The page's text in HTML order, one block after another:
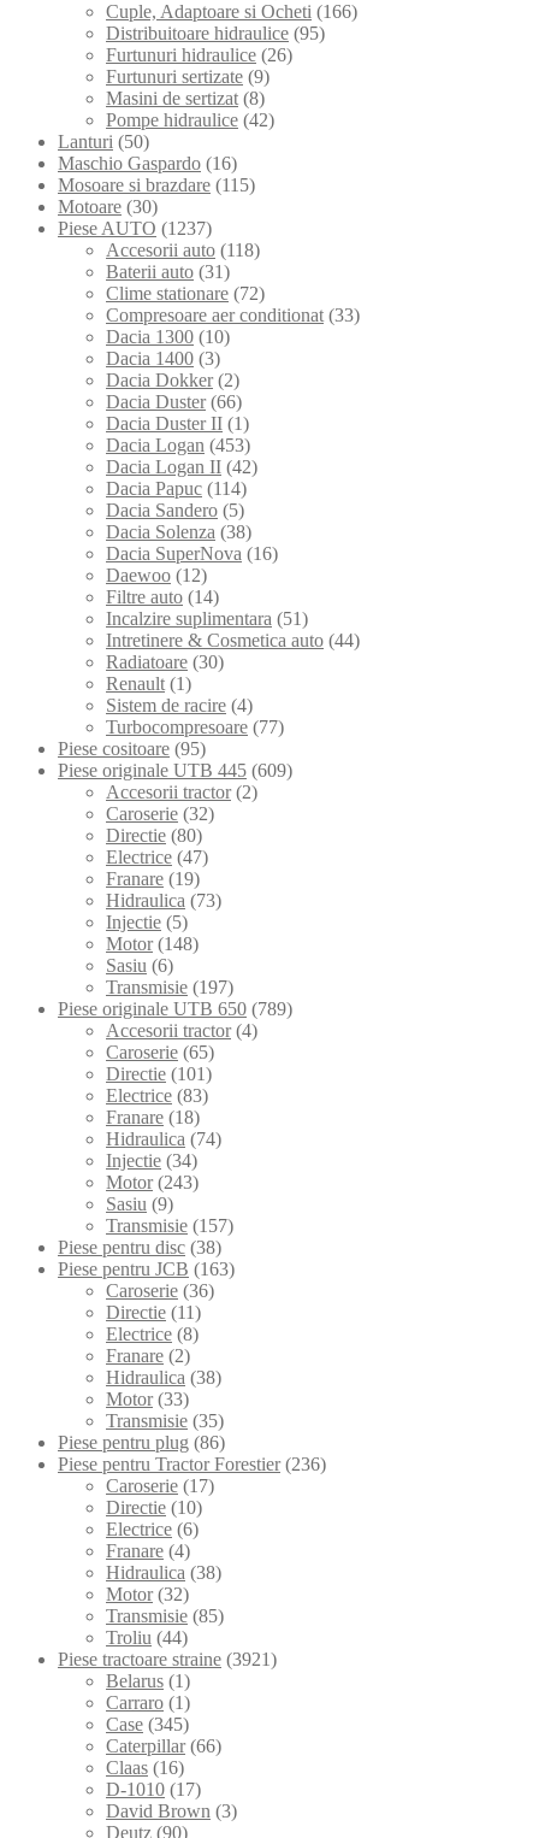
Cuple, Adaptoare si Ocheti (166)
Distribuitoare hidraulice (95)
Furtunuri hidraulice (26)
Furtunuri sertizate (9)
Masini de sertizat (8)
Pompe hidraulice (42)
Lanturi (50)
Maschio Gaspardo (16)
Mosoare si brazdare (115)
Motoare (30)
Piese AUTO (1237)
Accesorii auto (118)
Baterii auto (31)
Clime stationare (72)
Compresoare aer conditionat (33)
Dacia 1300 (10)
Dacia 1400 (3)
Dacia Dokker (2)
Dacia Duster (66)
Dacia Duster II (1)
Dacia Logan (453)
Dacia Logan II (42)
Dacia Papuc (114)
Dacia Sandero (5)
Dacia Solenza (38)
Dacia SuperNova (16)
Daewoo (12)
Filtre auto (14)
Incalzire suplimentara (51)
Intretinere & Cosmetica auto (44)
Radiatoare (30)
Renault (1)
Sistem de racire (4)
Turbocompresoare (77)
Piese cositoare (95)
Piese originale UTB 445 (609)
Accesorii tractor (2)
Caroserie (32)
Directie (80)
Electrice (47)
Franare (19)
Hidraulica (73)
Injectie (5)
Motor (148)
Sasiu (6)
Transmisie (197)
Piese originale UTB 650 (789)
Accesorii tractor (4)
Caroserie (65)
Directie (101)
Electrice (83)
Franare (18)
Hidraulica (74)
Injectie (34)
Motor (243)
Sasiu (9)
Transmisie (157)
Piese pentru disc (38)
Piese pentru JCB (163)
Caroserie (36)
Directie (11)
Electrice (8)
Franare (2)
Hidraulica (38)
Motor (33)
Transmisie (35)
Piese pentru plug (86)
Piese pentru Tractor Forestier (236)
Caroserie (17)
Directie (10)
Electrice (6)
Franare (4)
Hidraulica (38)
Motor (32)
Transmisie (85)
Troliu (44)
Piese tractoare straine (3921)
Belarus (1)
Carraro (1)
Case (345)
Caterpillar (66)
Claas (16)
D-1010 (17)
David Brown (3)
Deutz (90)